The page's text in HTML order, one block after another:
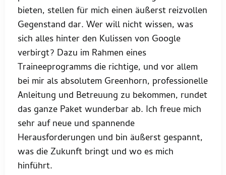
bieten, stellen für mich einen äußerst reizvollen
Gegenstand dar. Wer will nicht wissen, was
sich alles hinter den Kulissen von Google
verbirgt? Dazu im Rahmen eines
Traineeprogramms die richtige, und vor allem
bei mir als absolutem Greenhorn, professionelle
Anleitung und Betreuung zu bekommen, rundet
das ganze Paket wunderbar ab. Ich freue mich
sehr auf neue und spannende
Herausforderungen und bin äußerst gespannt,
was die Zukunft bringt und wo es mich
hinführt.